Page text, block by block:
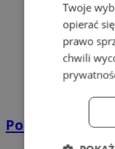
Policyjna
Twoje
opierać
prawo
chwili